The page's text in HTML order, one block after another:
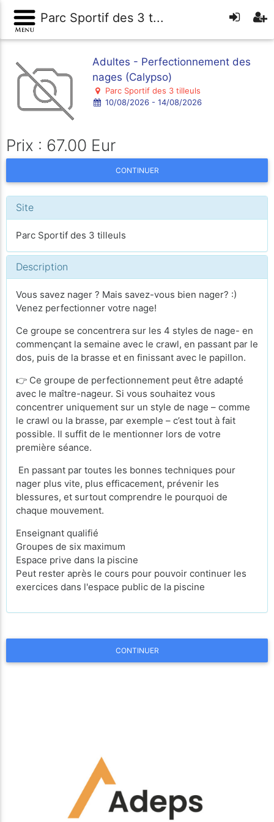
Parc Sportif des 3 t...
Adultes - Perfectionnement des
nages (Calypso)
Parc Sportif des 3 tilleuls
10/08/2026 - 14/08/2026
Prix : 67.00 Eur
CONTINUER
Site
Parc Sportif des 3 tilleuls
Description
Vous savez nager ? Mais savez-vous bien nager? :)
Venez perfectionner votre nage!
Ce groupe se concentrera sur les 4 styles de nage- en
commençant la semaine avec le crawl, en passant par le
dos, puis de la brasse et en finissant avec le papillon.
👉 Ce groupe de perfectionnement peut être adapté
avec le maître-nageur. Si vous souhaitez vous
concentrer uniquement sur un style de nage – comme
le crawl ou la brasse, par exemple – c’est tout à fait
possible. Il suffit de le mentionner lors de votre
première séance.
En passant par toutes les bonnes techniques pour
nager plus vite, plus efficacement, prévenir les
blessures, et surtout comprendre le pourquoi de
chaque mouvement.
Enseignant qualifié
Groupes de six maximum
Espace prive dans la piscine
Peut rester après le cours pour pouvoir continuer les
exercices dans l'espace public de la piscine
CONTINUER